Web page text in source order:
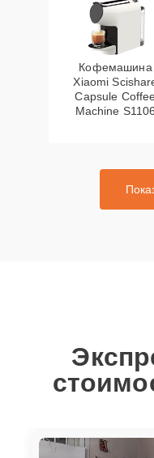
Кофемашина
Xiaomi
Capsule
Machine S1106